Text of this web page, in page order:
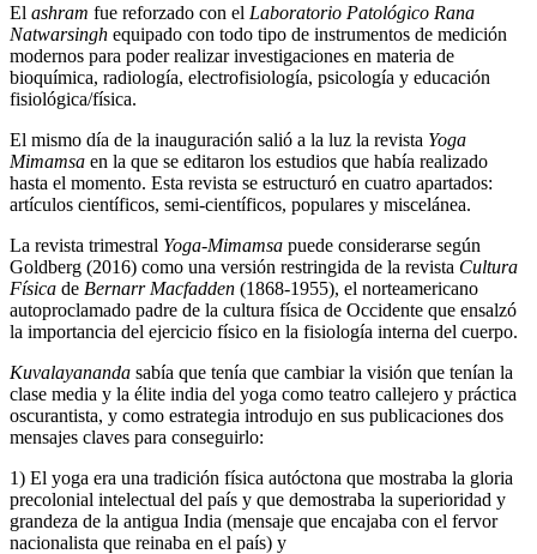
El ashram fue reforzado con el Laboratorio Patológico Rana
Natwarsingh equipado con todo tipo de instrumentos de medición
modernos para poder realizar investigaciones en materia de
bioquímica, radiología, electrofisiología, psicología y educación
fisiológica/física.
El mismo día de la inauguración salió a la luz la revista Yoga
Mimamsa en la que se editaron los estudios que había realizado
hasta el momento. Esta revista se estructuró en cuatro apartados:
artículos científicos, semi-científicos, populares y miscelánea.
La revista trimestral Yoga-Mimamsa puede considerarse según
Goldberg (2016) como una versión restringida de la revista Cultura
Física de Bernarr Macfadden (1868-1955), el norteamericano
autoproclamado padre de la cultura física de Occidente que ensalzó
la importancia del ejercicio físico en la fisiología interna del cuerpo.
Kuvalayananda sabía que tenía que cambiar la visión que tenían la
clase media y la élite india del yoga como teatro callejero y práctica
oscurantista, y como estrategia introdujo en sus publicaciones dos
mensajes claves para conseguirlo:
1) El yoga era una tradición física autóctona que mostraba la gloria
precolonial intelectual del país y que demostraba la superioridad y
grandeza de la antigua India (mensaje que encajaba con el fervor
nacionalista que reinaba en el país) y